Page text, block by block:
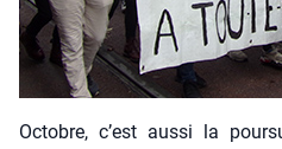
Octobre, c’est aus­si la